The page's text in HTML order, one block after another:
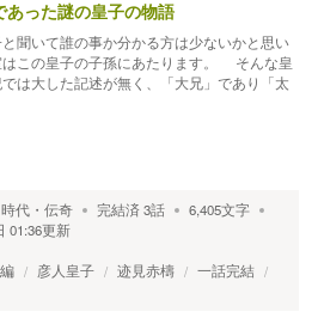
あった謎の皇子の物語
聞いて誰の事か分かる方は少ないかと思い
はこの皇子の子孫にあたります。 そんな皇
は大した記述が無く、「大兄」であり「太
代・伝奇 完結済3話 6,405文字
01:36更新
彦人皇子 迹見赤檮
一話完結